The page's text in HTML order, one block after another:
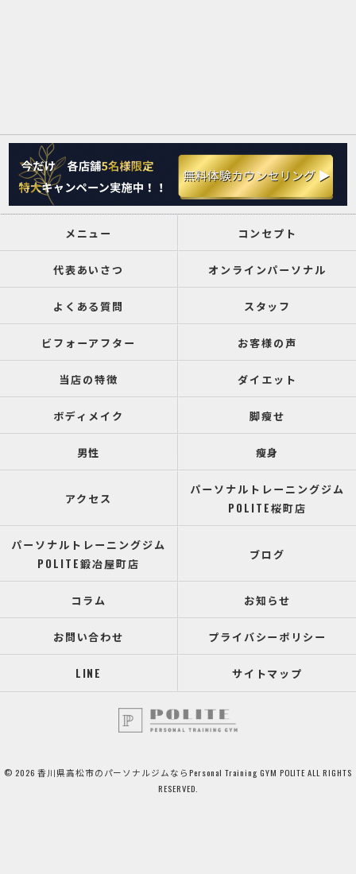
メニュー コンセプト
代表あいさつ オンラインパーソナル
よくある質問 スタッフ
ビフォーアフター お客様の声
当店の特徴 ダイエット
ボディメイク 脚瘦せ
男性 瘦身
アクセス
パーソナルトレーニングジム
POLITE桜町店
パーソナルトレーニングジム
POLITE鍛冶屋町店
ブログ
コラム お知らせ
お問い合わせ プライバシーポリシー
LINE サイトマップ
© 2026 香川県高松市のパーソナルジムならPersonal Training GYM POLITE ALL RIGHTS
RESERVED.